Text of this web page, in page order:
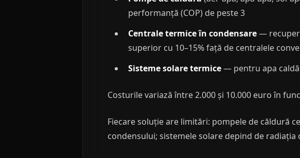
performanță (COP) de peste 3
Centrale termice în condensare—
superior cu 10–15% față de centralele
Sisteme solare termice— pentru apa
Costurile variază între 2.000 și 10.000 euro în
Fiecare soluție are limitări: pompele de căldură
condensului; sistemele solare depind de